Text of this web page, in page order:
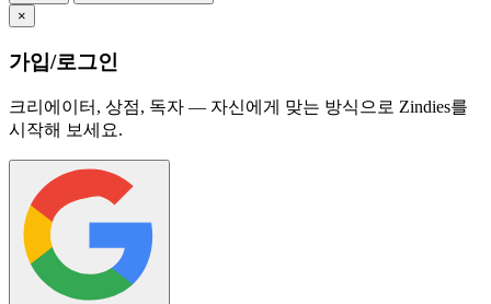
×
가입/로그인
크리에이터, 상점, 독자 — 자신에게 맞는 방식으로 Zindies를
시작해 보세요.